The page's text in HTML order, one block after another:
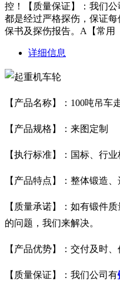
控！【质量保证】：我们
都是经过严格探伤，保证
保书及探伤报告。A【常用
详细信息
【产品名称】：100吨吊车
【产品规格】：来图定制
【执行标准】：国标、行
【产品特点】：整体锻造
【质量承诺】：如有锻件
的问题，我们来解决。
【产品优势】：交付及时
【质量保证】：我们公司有